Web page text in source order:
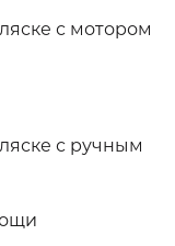
с мотором
с ручным